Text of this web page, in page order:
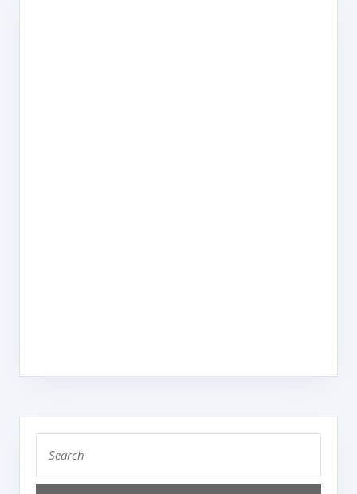
for: